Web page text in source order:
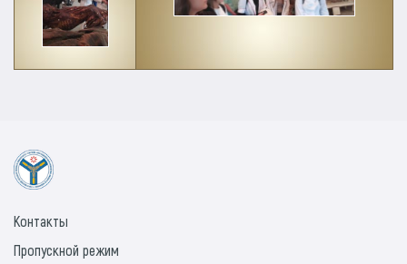
Контакты
Пропускной режим